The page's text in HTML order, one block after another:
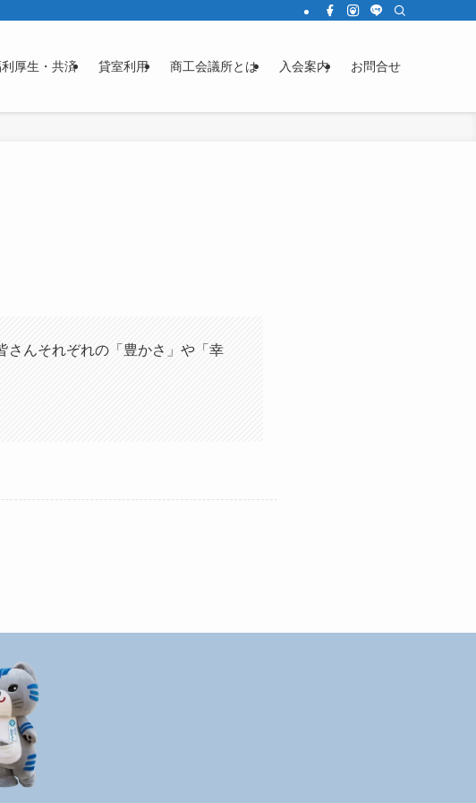
厚生・共済 貸室利用 商工会議所とは 入会案内 お問合せ
さんそれぞれの「豊かさ」や「幸